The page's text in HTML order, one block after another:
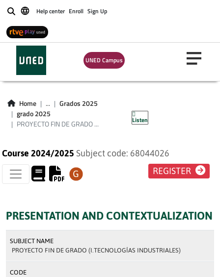
BuscarHelp center Enroll Sign Up
UNED Campus
Home ...
Grados 2025
grado 2025
PROYECTO FIN DE GRADO ...
Listen
PROYECTO FIN DE
GRADO
(I.TECNOLOGÍAS
INDUSTRIALES)
Course 2024/2025 Subject code: 68044026
REGISTER
PRESENTATION AND CONTEXTUALIZATION
SUBJECT NAME
PROYECTO FIN DE GRADO (I.TECNOLOGÍAS INDUSTRIALES)
CODE